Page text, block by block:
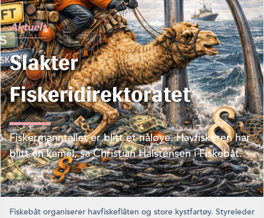
Aktuelt
Slakter
Fiskeridirektoratet
Fiskermanntallet er blitt et nåløye. Havfiskeren har
blitt en kamel, sa Christian Halstensen i Fiskebåt.
Fiskebåt organiserer havfiskeflåten og store kystfartøy. Styreleder